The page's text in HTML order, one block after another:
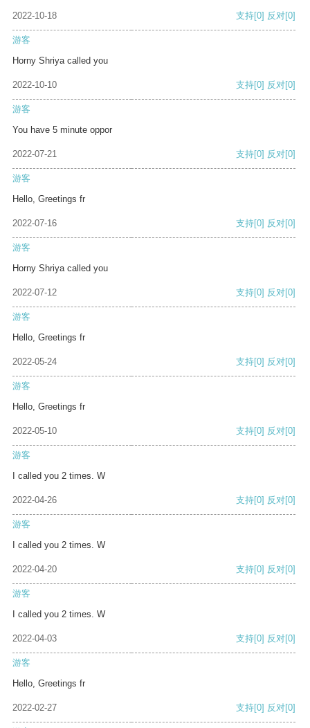
2022-10-18 支持[0] 反对[0]
游客
Horny Shriya called you
2022-10-10 支持[0] 反对[0]
游客
You have 5 minute oppor
2022-07-21 支持[0] 反对[0]
游客
Hello, Greetings fr
2022-07-16 支持[0] 反对[0]
游客
Horny Shriya called you
2022-07-12 支持[0] 反对[0]
游客
Hello, Greetings fr
2022-05-24 支持[0] 反对[0]
游客
Hello, Greetings fr
2022-05-10 支持[0] 反对[0]
游客
I called you 2 times. W
2022-04-26 支持[0] 反对[0]
游客
I called you 2 times. W
2022-04-20 支持[0] 反对[0]
游客
I called you 2 times. W
2022-04-03 支持[0] 反对[0]
游客
Hello, Greetings fr
2022-02-27 支持[0] 反对[0]